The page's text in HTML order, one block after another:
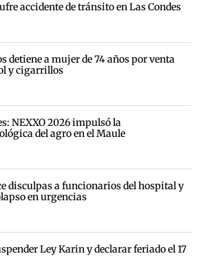
accidente de tránsito en Las Condes
detiene a mujer de 74 años por venta
y cigarrillos
NEXXO 2026 impulsó la
del agro en el Maule
disculpas a funcionarios del hospital y
en urgencias
Ley Karin y declarar feriado el 17